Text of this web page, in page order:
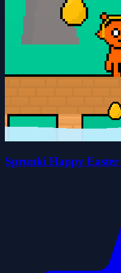
Sprunki Happy Easter